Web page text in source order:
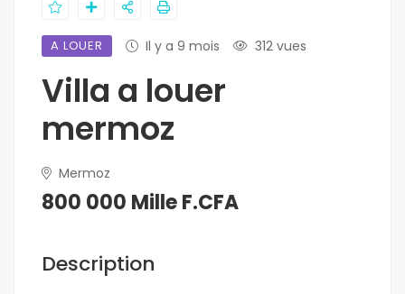
A LOUER Il y a 9 mois 312 vues
Villa a louer
mermoz
Mermoz
800 000 Mille F.CFA
Description